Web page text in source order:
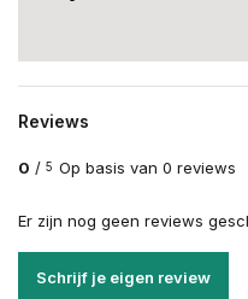
Reviews
0 / 5 Op basis van 0 reviews
Er zijn nog geen reviews
Schrijf je eigen review